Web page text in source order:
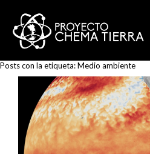
Posts con la etiqueta:Medio ambiente